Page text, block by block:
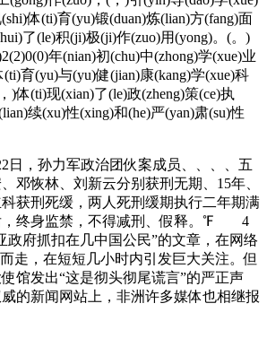
体(ti)育(yu)锻(duan)炼(lian)方(fang)面
了(le)积(ji)极(ji)作(zuo)用(yong)。(。)
年(nian)初(chu)中(zhong)学(xue)业
(ti)育(yu)与(yu)健(jian)康(kang)学(xue)科
)体(ti)现(xian)了(le)政(zheng)策(ce)执
续(xu)性(xing)和(he)严(yan)肃(su)性
，孙力军政治团伙案成员、、、、五
邓恢林、刘新云分别获刑无期、15年、
获刑死缓，两人死刑缓期执行二年期满
，终身监禁，不得减刑、假释。℉ 4
政府抓扣在几中国公民”的文章，在网络
走，在短短几小时内引发巨大关注。但
馆发出“这是彻头彻尾谎言”的严正声
的新闻网站上，非洲许多媒体也相继报